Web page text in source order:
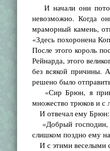
И начали они
невозможно. Когда
мраморный камень,
«Здесь похоронена
После этого король
Рейнарда, этого
без всякой причины.
решено было
«Сир Брюн, я
множество трюков и с
И отвечал ему Брюн:
«Добрый господин,
слишком поздно ему
И с этими веселыми